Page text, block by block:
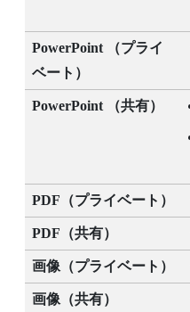
PowerPoint（プライ
ベート）
PowerPoint（共有）
PDF（プライベート）
PDF（共有）
画像（プライベート）
画像（共有）